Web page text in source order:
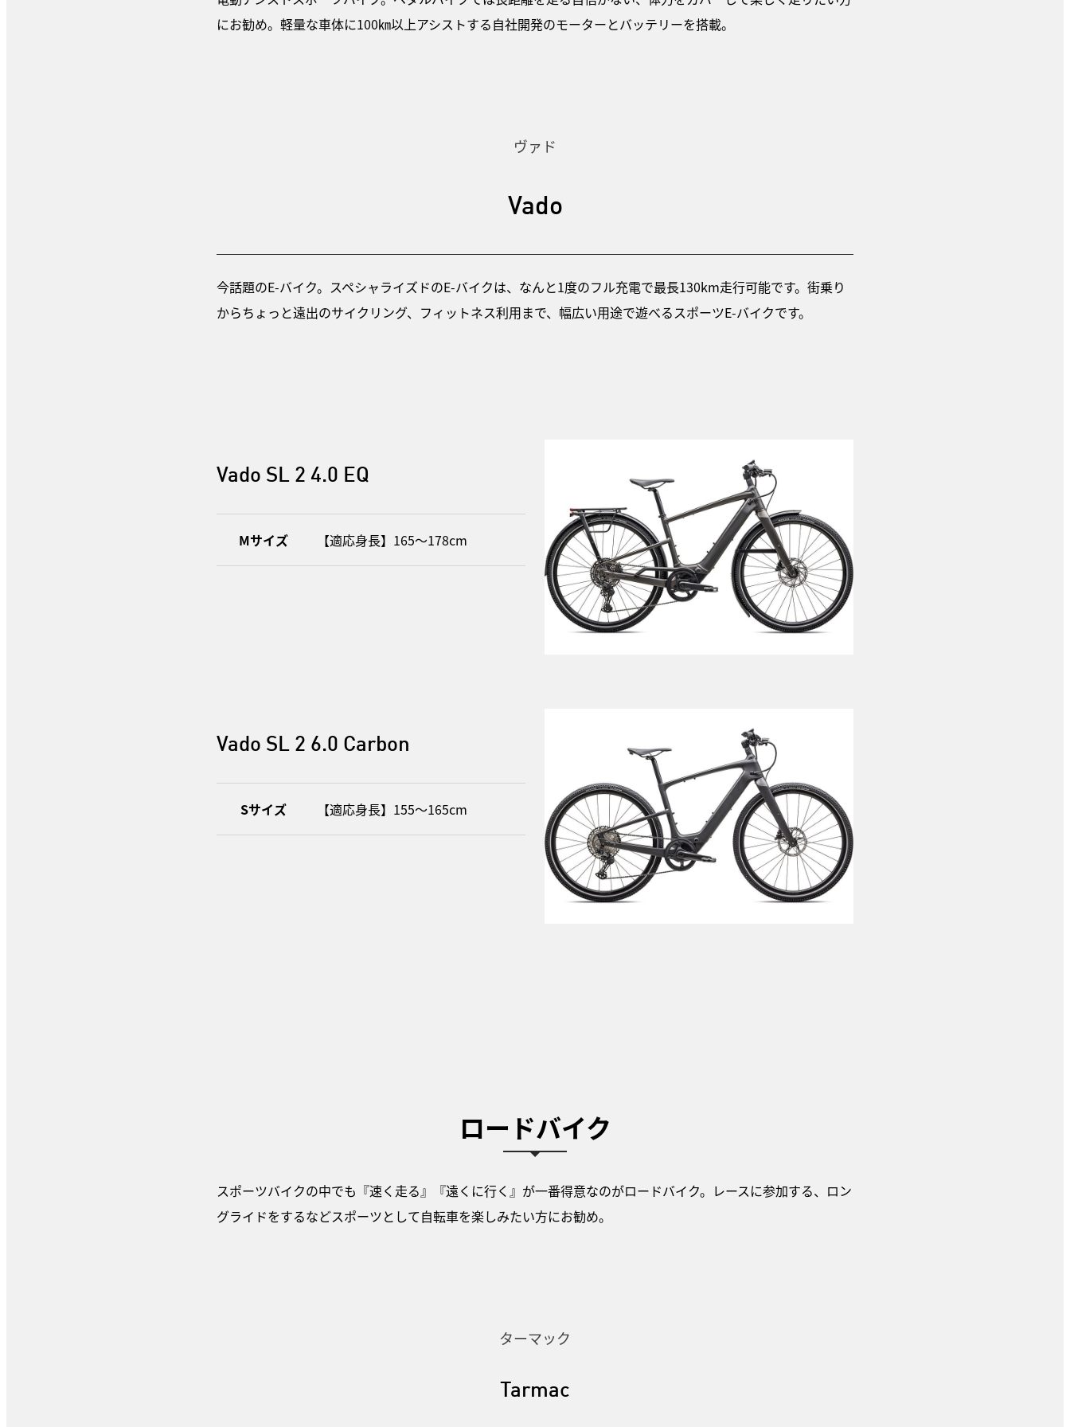
にお勧め。軽量な車体に100㎞以上アシストする自社開発のモーターとバッテリーを搭載。
ヴァド
Vado
今話題のE-バイク。スペシャライズドのE-バイクは、なんと1度のフル充電で最長130km走行可能です。街乗り
からちょっと遠出のサイクリング、フィットネス利用まで、幅広い用途で遊べるスポーツE-バイクです。
Vado SL 2 4.0 EQ
Mサイズ 【適応身長】165〜178cm
Vado SL 2 6.0 Carbon
Sサイズ 【適応身長】155〜165cm
ロードバイク
スポーツバイクの中でも『速く走る』『遠くに行く』が一番得意なのがロードバイク。レースに参加する、ロン
グライドをするなどスポーツとして自転車を楽しみたい方にお勧め。
ターマック
Tarmac